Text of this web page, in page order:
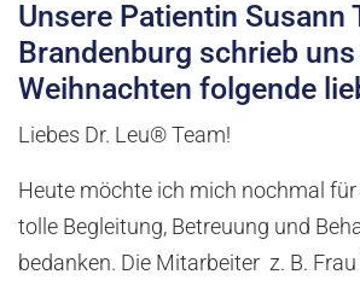
Unsere Patientin Susann
Brandenburg schrieb
Weihnachten folgende
Liebes Dr. Leu® Team!
Heute möchte ich mich nochmal
tolle Begleitung, Betreuung und
bedanken. Die Mitarbeiter z. B. Frau